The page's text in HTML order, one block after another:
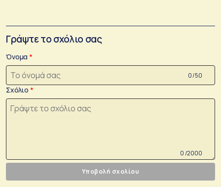
Γράψτε το σχόλιο σας
Όνομα
0 /50
Σχόλιο
0 /2000
Υποβολή σχολίου